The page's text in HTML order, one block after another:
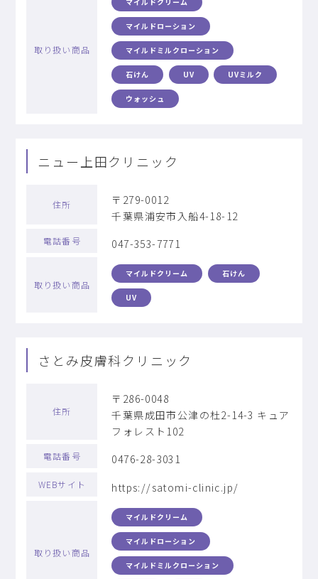
取り扱い商品
マイルドローション
マイルドミルクローション
石けん UV UVミルク
ウォッシュ
ニュー上田クリニック
住所
〒279-0012
千葉県浦安市入船4-18-12
電話番号 047-353-7771
取り扱い商品
マイルドクリーム 石けん
UV
さとみ皮膚科クリニック
住所
〒286-0048
千葉県成田市公津の杜2-14-3 キュア
フォレスト102
電話番号 0476-28-3031
WEBサイト https://satomi-clinic.jp/
取り扱い商品
マイルドクリーム
マイルドローション
マイルドミルクローション